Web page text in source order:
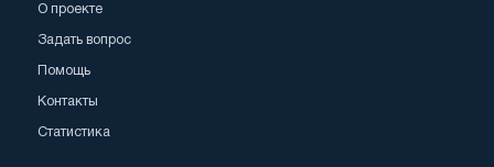
О проекте
Задать вопрос
Помощь
Контакты
Статистика